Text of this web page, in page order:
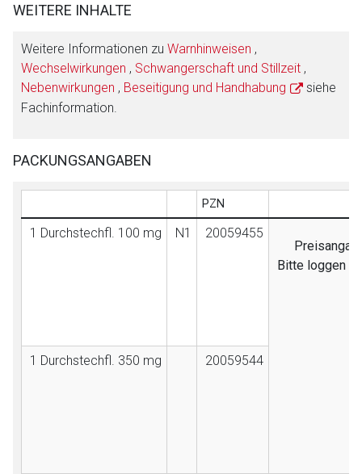
WEITERE INHALTE
Weitere Informationen zu Warnhinweisen ,
Wechselwirkungen , Schwangerschaft und Stillzeit ,
Nebenwirkungen , Beseitigung und Handhabung
siehe
Fachinformation.
PACKUNGSANGABEN
PZN
1 Durchstechfl. 100 mg N1
20059455
Bitte loggen
1 Durchstechfl. 350 mg 20059544